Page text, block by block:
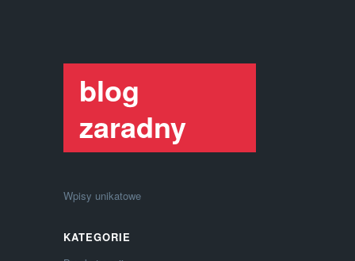
blog
zaradny
Wpisy unikatowe
KATEGORIE